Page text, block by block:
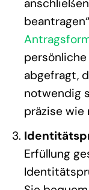
abgefragt,
notwendig
präzise wie
Erfüllung